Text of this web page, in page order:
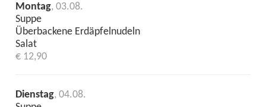
Montag, 03.08.
Suppe
Überbackene Erdäpfelnudeln
Salat
€ 12,90
Dienstag, 04.08.